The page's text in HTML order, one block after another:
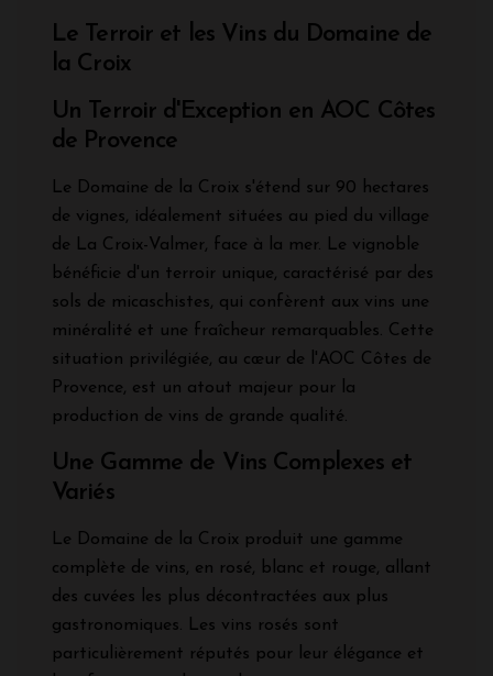
Le Terroir et les Vins du Domaine de
la Croix
Un Terroir d'Exception en AOC Côtes
de Provence
Le Domaine de la Croix s'étend sur 90 hectares
de vignes, idéalement situées au pied du village
de La Croix-Valmer, face à la mer. Le vignoble
bénéficie d'un terroir unique, caractérisé par des
sols de micaschistes, qui confèrent aux vins une
minéralité et une fraîcheur remarquables. Cette
situation privilégiée, au cœur de l'AOC Côtes de
Provence, est un atout majeur pour la
production de vins de grande qualité.
Une Gamme de Vins Complexes et
Variés
Le Domaine de la Croix produit une gamme
complète de vins, en rosé, blanc et rouge, allant
des cuvées les plus décontractées aux plus
gastronomiques. Les vins rosés sont
particulièrement réputés pour leur élégance et